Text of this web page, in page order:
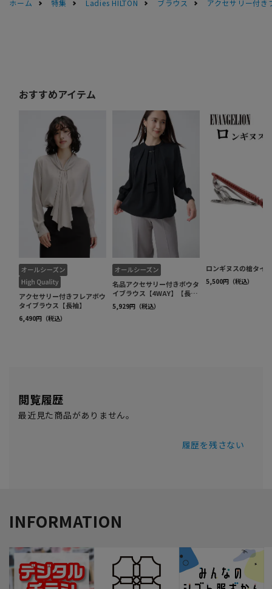
ホーム
特集 Ladies HILTON ブラウス アクセサリー付
閲覧履歴
最近見た商品がありません。
履歴を残さない
INFORMATION